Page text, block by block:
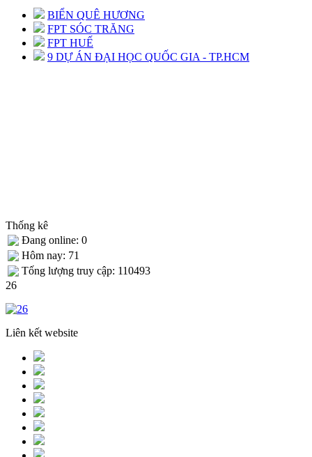
BIỂN QUÊ HƯƠNG
FPT SÓC TRĂNG
FPT HUẾ
9 DỰ ÁN ĐẠI HỌC QUỐC GIA - TP.HCM
Thống kê
Đang online: 0
Hôm nay: 71
Tống lượng truy cập: 110493
26
Liên kết website